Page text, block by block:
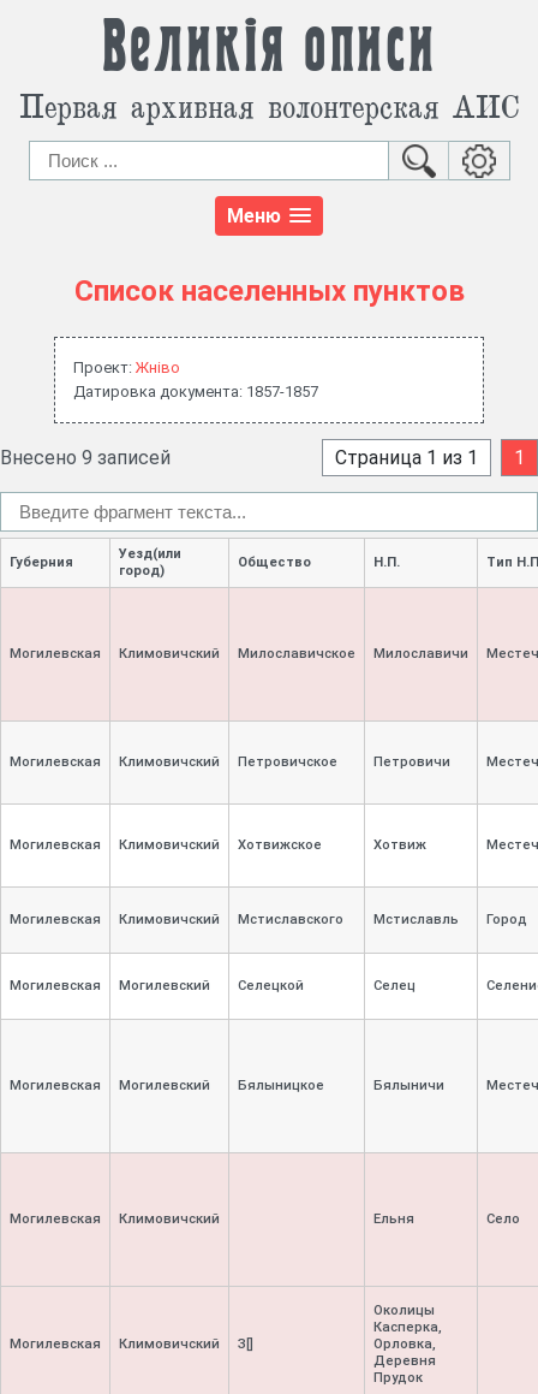
Великія описи
Первая архивная волонтерская АИС
Меню
Список населенных пунктов
Проект: Жнiво
Датировка документа: 1857-1857
Внесено 9 записей Страница 1 из 1 1
Губерния
Уезд(или
город)
Общество Н.П. Тип Н.П
Могилевская Климовичский Милославичское Милославичи
Могилевская Климовичский Петровичское Петровичи
Могилевская Климовичский Хотвижское Хотвиж
Могилевская Климовичский Мстиславского Мстиславль Город
Могилевская Могилевский Селецкой Селец
Могилевская Могилевский Бялыницкое Бялыничи
Могилевская Климовичский Ельня Село
Могилевская Климовичский З[]
Околицы
Касперка,
Орловка,
Деревня
Прудок